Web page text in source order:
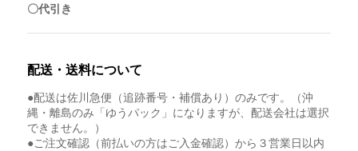
〇代引き
配送・送料について
●配送は佐川急便（追跡番号・補償あり）のみです。（沖
縄・離島のみ「ゆうパック」になりますが、配送会社は選択
できません。）
●ご注文確認（前払いの方はご入金確認）から３営業日以内